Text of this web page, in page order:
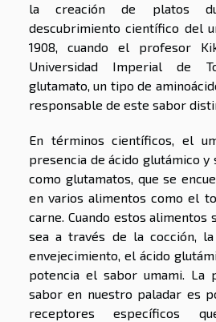
la creación de platos
descubrimiento científico del
1908, cuando el profesor
Universidad Imperial de
glutamato, un tipo de
responsable de este sabor
En términos científicos, el
presencia de ácido glutámico y
como glutamatos, que se
en varios alimentos como el
carne. Cuando estos alimentos
sea a través de la cocción,
envejecimiento, el ácido
potencia el sabor umami. La
sabor en nuestro paladar es
receptores específicos